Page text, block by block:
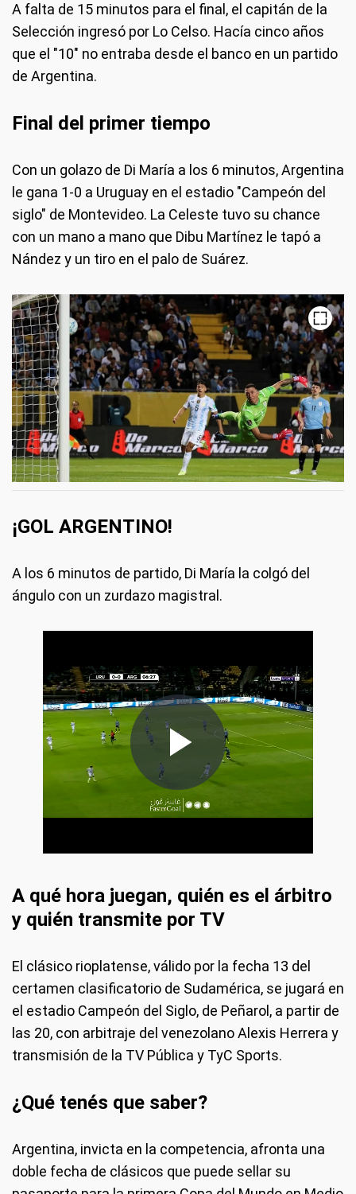
A falta de 15 minutos para el final, el capitán de la
Selección ingresó por Lo Celso. Hacía cinco años
que el "10" no entraba desde el banco en un partido
de Argentina.
Final del primer tiempo
Con un golazo de Di María a los 6 minutos, Argentina
le gana 1-0 a Uruguay en el estadio "Campeón del
siglo" de Montevideo. La Celeste tuvo su chance
con un mano a mano que Dibu Martínez le tapó a
Nández y un tiro en el palo de Suárez.
¡GOL ARGENTINO!
A los 6 minutos de partido, Di María la colgó del
ángulo con un zurdazo magistral.
A qué hora juegan, quién es el árbitro
y quién transmite por TV
El clásico rioplatense, válido por la fecha 13 del
certamen clasificatorio de Sudamérica, se jugará en
el estadio Campeón del Siglo, de Peñarol, a partir de
las 20, con arbitraje del venezolano Alexis Herrera y
transmisión de la TV Pública y TyC Sports.
¿Qué tenés que saber?
Argentina, invicta en la competencia, afronta una
doble fecha de clásicos que puede sellar su